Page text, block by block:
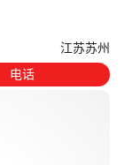
江苏苏州
电话